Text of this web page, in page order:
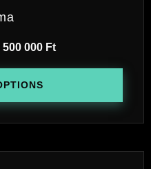
500 000 Ft